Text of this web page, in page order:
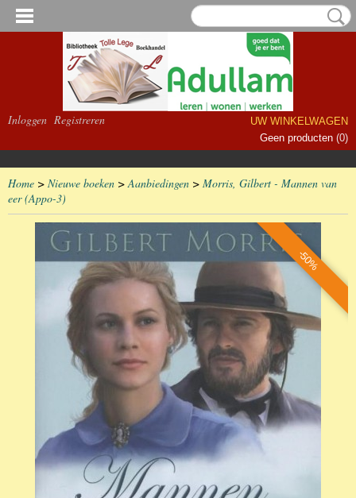
Inloggen Registreren
UW WINKELWAGEN
Geen producten (0)
Home > Nieuwe boeken >Aanbiedingen > Morris, Gilbert - Mannen van
eer (Appo-3)
-50%